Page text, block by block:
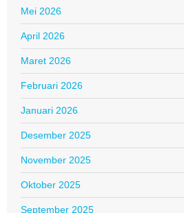
Mei 2026
April 2026
Maret 2026
Februari 2026
Januari 2026
Desember 2025
November 2025
Oktober 2025
September 2025